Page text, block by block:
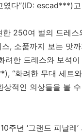
였다”(ID: escad***)
250여 벌의 드레
, 소품까지 보는 맛
한 드레스와 보석
“화려한 무대 세트
적인 의상들을 볼
주년 ‘그랜드 피날레